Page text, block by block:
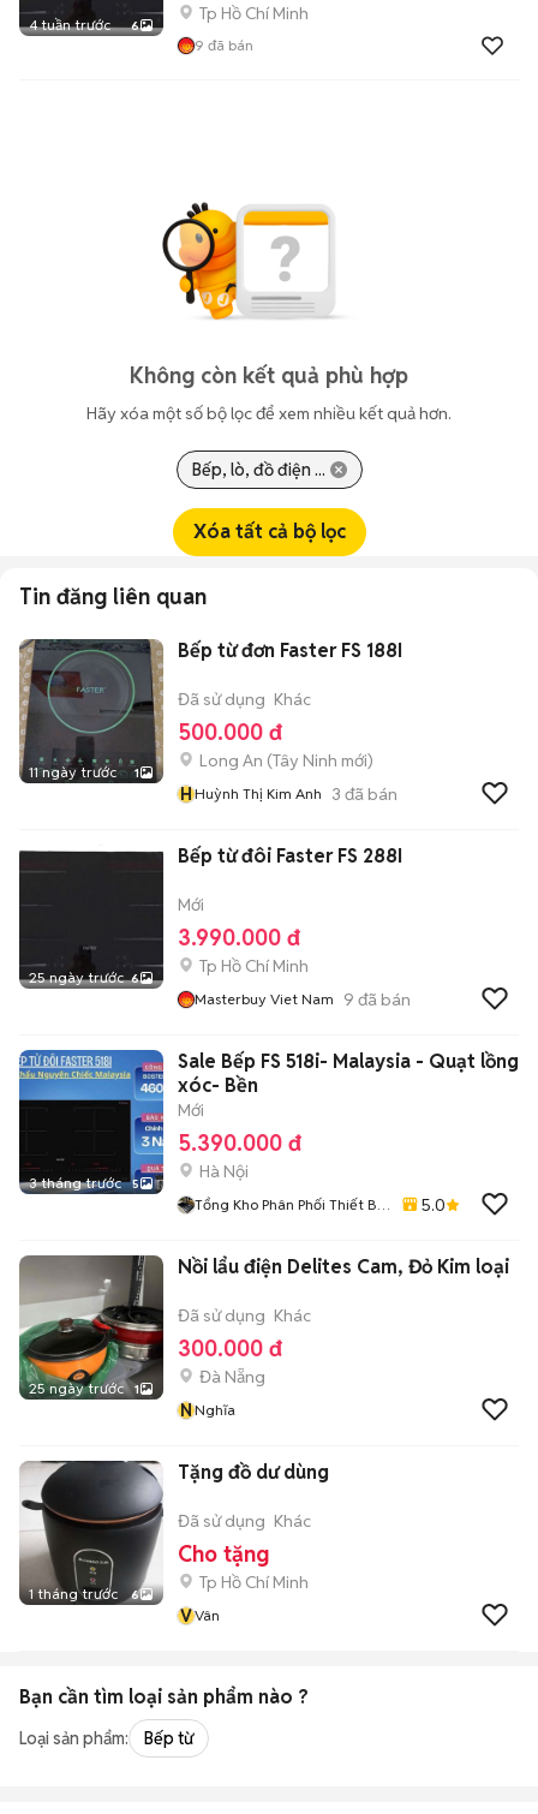
4 tuần trước 6
Tp Hồ Chí Minh
9 đã bán
Không còn kết quả phù hợp
Hãy xóa một số bộ lọc để xem nhiều kết quả hơn.
Bếp, lò, đồ điện ...
Xóa tất cả bộ lọc
Tin đăng liên quan
11 ngày trước 1
Bếp từ đơn Faster FS 188I
Đã sử dụng Khác
500.000 đ
Long An (Tây Ninh mới)
HHuỳnh Thị Kim Anh 3 đã bán
25 ngày trước 6
Bếp từ đôi Faster FS 288I
Mới
3.990.000 đ
Tp Hồ Chí Minh
Masterbuy Viet Nam 9 đã bán
3 tháng trước 5
Sale Bếp FS 518i- Malaysia - Quạt lồng
xóc- Bền
Mới
5.390.000 đ
Hà Nội
Tổng Kho Phân Phối Thiết Bị
5.0
25 ngày trước 1
Nồi lẩu điện Delites Cam, Đỏ Kim loại
Đã sử dụng Khác
300.000 đ
Đà Nẵng
NNghĩa
1 tháng trước 6
Tặng đồ dư dùng
Đã sử dụng Khác
Cho tặng
Tp Hồ Chí Minh
VVân
Bạn cần tìm loại sản phẩm nào ?
Loại sản phẩm: Bếp từ